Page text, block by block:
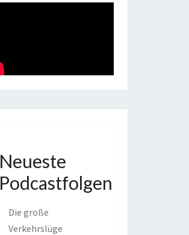
Neueste
Podcastfolgen
Die große
Verkehrslüge